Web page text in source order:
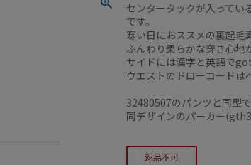
センタータックが入ってい
です。
寒い日におススメの裏起毛
ふんわり柔らかな穿き心地
サイドには漢字と英語で
ウエストのドローコードは
32480507のパンツと同型で
同デザインのパーカー